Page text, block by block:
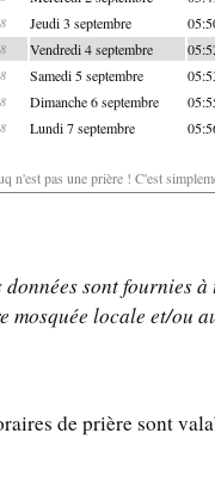
Jeudi 3 septembre
Vendredi 4 septembre
Samedi 5 septembre
Dimanche 6 septembre
Lundi 7 septembre
n'est pas une prière ! C'est
sont fournies
mosquée locale et/ou
de prière sont